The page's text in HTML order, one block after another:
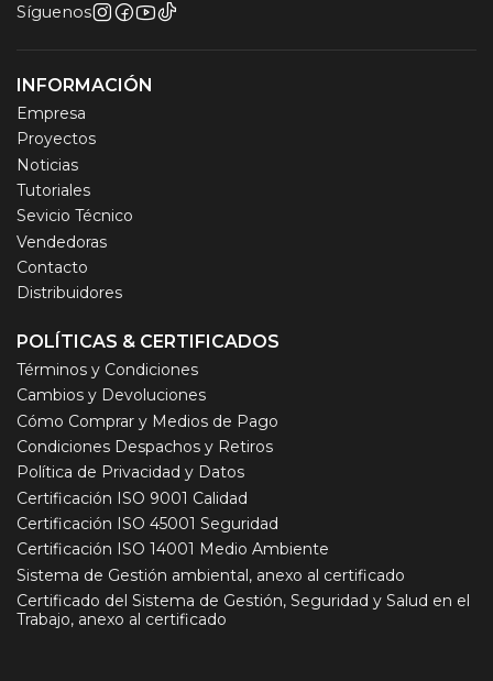
Síguenos
INFORMACIÓN
Empresa
Proyectos
Noticias
Tutoriales
Sevicio Técnico
Vendedoras
Contacto
Distribuidores
POLÍTICAS & CERTIFICADOS
Términos y Condiciones
Cambios y Devoluciones
Cómo Comprar y Medios de Pago
Condiciones Despachos y Retiros
Política de Privacidad y Datos
Certificación ISO 9001 Calidad
Certificación ISO 45001 Seguridad
Certificación ISO 14001 Medio Ambiente
Sistema de Gestión ambiental, anexo al certificado
Certificado del Sistema de Gestión, Seguridad y Salud en el
Trabajo, anexo al certificado